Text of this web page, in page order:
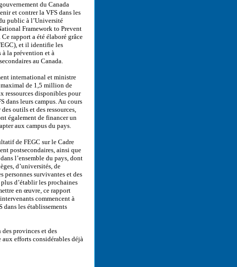
du Canada
et contrer la VFS dans les
public à l’Université
Framework to Prevent
rapport a été élaboré grâce
et il identifie les
à la prévention et à
au Canada.
international et ministre
maximal de 1,5 million de
ressources disponibles pour
dans leurs campus. Au cours
outils et des ressources,
également de financer un
aux campus du pays.
de FEGC sur le Cadre
postsecondaires, ainsi que
l’ensemble du pays, dont
d’universités, de
personnes survivantes et des
d’établir les prochaines
en œuvre, ce rapport
commencent à
dans les établissements
provinces et des
efforts considérables déjà